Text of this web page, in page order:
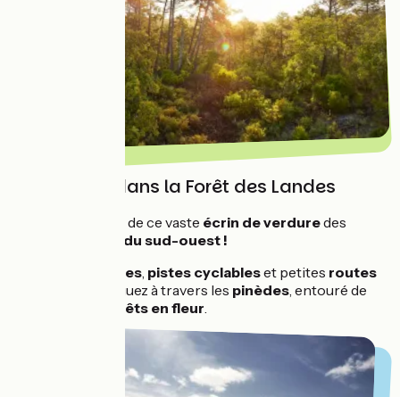
Immersion dans la Forêt des Landes
Pédalez au coeur de ce vaste écrin de verduredes
landes du sud-ouest !
voies vertes, pistes cyclableset petites routes
voguez à travers les pinèdes, entouré de
genêts en fleur.